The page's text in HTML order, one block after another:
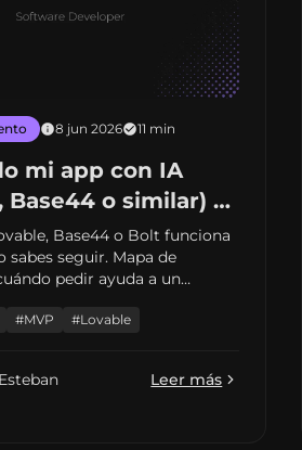
8 jun 2026 11 min
mi app con IA
Base44 o similar) y
atascado:
ahora
Base44 o Bolt funciona
sabes seguir. Mapa de
pedir ayuda a un
jerga innecesaria.
#MVP #Lovable
Leer más